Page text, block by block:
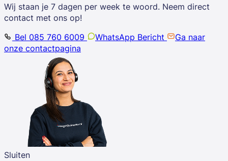
Wij staan je 7 dagen per week te woord. Neem direct
contact met ons op!
Bel 085 760 6009
WhatsApp Bericht
Ga naar
onze contactpagina
Sluiten